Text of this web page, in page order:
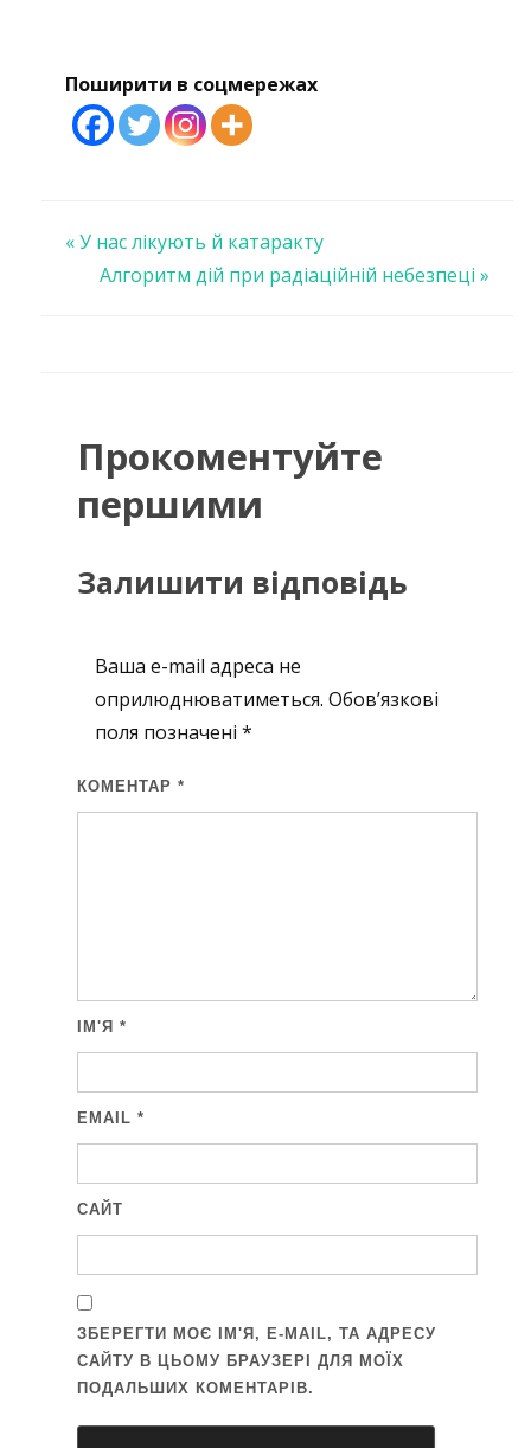
Поширити в соцмережах
Навігація
записів
« У нас лікують й катаракту
Алгоритм дій при радіаційній небезпеці »
Прокоментуйте
першими
Залишити відповідь
Ваша e-mail адреса не
оприлюднюватиметься. Обов’язкові
поля позначені *
КОМЕНТАР *
ІМ'Я *
EMAIL *
САЙТ
ЗБЕРЕГТИ МОЄ ІМ'Я, E-MAIL, ТА АДРЕСУ
САЙТУ В ЦЬОМУ БРАУЗЕРІ ДЛЯ МОЇХ
ПОДАЛЬШИХ КОМЕНТАРІВ.